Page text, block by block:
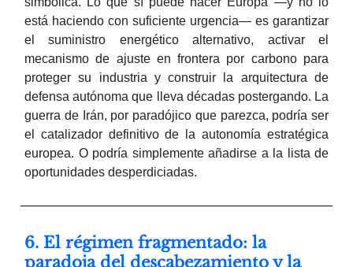
está haciendo con suficiente urgencia— es garantizar
el suministro energético alternativo, activar el
mecanismo de ajuste en frontera por carbono para
proteger su industria y construir la arquitectura de
defensa autónoma que lleva décadas postergando. La
guerra de Irán, por paradójico que parezca, podría ser
el catalizador definitivo de la autonomía estratégica
europea. O podría simplemente añadirse a la lista de
oportunidades desperdiciadas.
6. El régimen fragmentado: la
paradoja del descabezamiento y la